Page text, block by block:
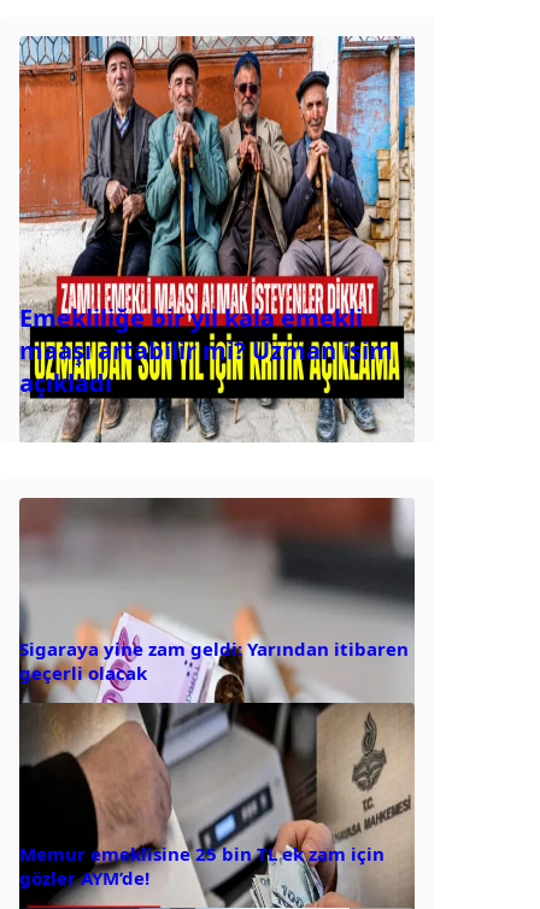
Emekliliğe bir yıl kala emekli
maaşı artabilir mi? Uzman isim
açıkladı
Sigaraya yine zam geldi: Yarından itibaren
geçerli olacak
Memur emeklisine 25 bin TL ek zam için
gözler AYM’de!